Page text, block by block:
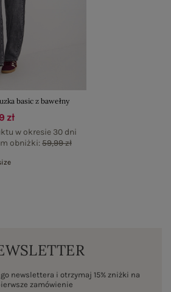
basic z bawełny
zł
w okresie 30 dni
obniżki:59,99 zł
newslettera i otrzymaj 15% zniżki na
zamówienie